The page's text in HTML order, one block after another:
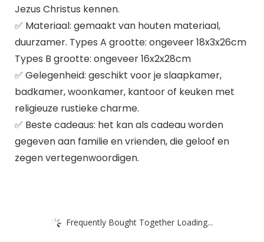
Jezus Christus kennen.
✅ Materiaal: gemaakt van houten materiaal,
duurzamer. Types A grootte: ongeveer 18x3x26cm
Types B grootte: ongeveer 16x2x28cm
✅ Gelegenheid: geschikt voor je slaapkamer,
badkamer, woonkamer, kantoor of keuken met
religieuze rustieke charme.
✅ Beste cadeaus: het kan als cadeau worden
gegeven aan familie en vrienden, die geloof en
zegen vertegenwoordigen.
Frequently Bought Together Loading...